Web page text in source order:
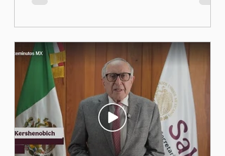
Bojalil y Elvia Graciela
"Grace" Palomares Ramírez,
al considerar que los
comentarios que emitieron
en el podcast "DesCasadas"
contra las personas adultas
mayores no pueden
justificarse como una